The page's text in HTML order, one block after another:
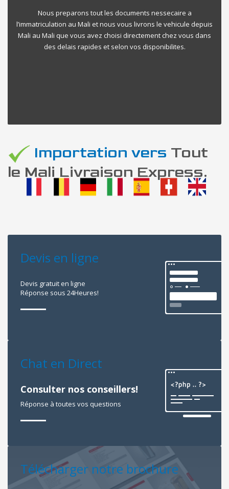
Nous preparons tout les documents nessecaire a
l’immatriculation au Mali et nous vous livrons le vehicule depuis
Mali au Mali que vous avez choisi directement chez vous dans
des delais rapides et selon vos disponibilites.
Importation vers Tout
le Mali Livraison Express.
Devis en ligne
Devis gratuit en ligne
Réponse sous 24Heures!
Chat en Direct
Consulter nos conseillers!
Réponse à toutes vos questions
Télécharger notre brochure